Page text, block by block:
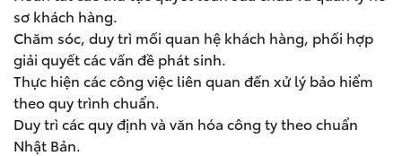
sơ khách hàng.
Chăm sóc, duy trì mối quan hệ khách hàng, phối hợp
giải quyết các vấn đề phát sinh.
Thực hiện các công việc liên quan đến xử lý bảo hiểm
theo quy trình chuẩn.
Duy trì các quy định và văn hóa công ty theo chuẩn
Nhật Bản.